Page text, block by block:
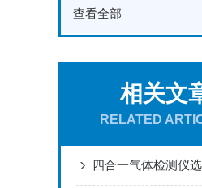
查看全部
相关文
RELATED
四合一气体检测仪